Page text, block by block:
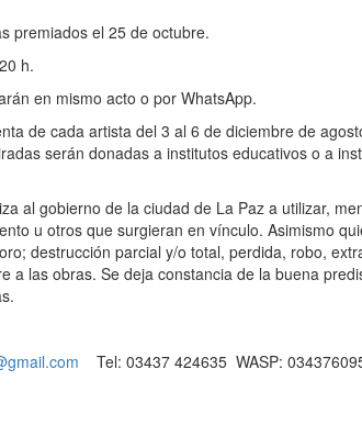
premiados el 25 de octubre.
h.
en mismo acto o por WhatsApp.
de cada artista del 3 al 6 de diciembre de
serán donadas a institutos educativos o a
al gobierno de la ciudad de La Paz a utilizar,
u otros que surgieran en vínculo. Asimismo
destrucción parcial y/o total, perdida, robo,
a las obras. Se deja constancia de la buena
Tel: 03437 424635 WASP: